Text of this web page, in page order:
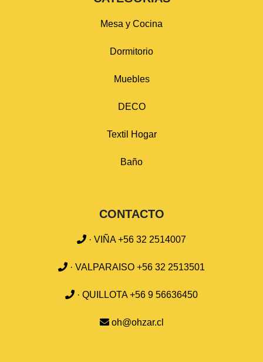
Mesa y Cocina
Dormitorio
Muebles
DECO
Textil Hogar
Baño
CONTACTO
· VIÑA +56 32 2514007
· VALPARAISO +56 32 2513501
· QUILLOTA +56 9 56636450
oh@ohzar.cl